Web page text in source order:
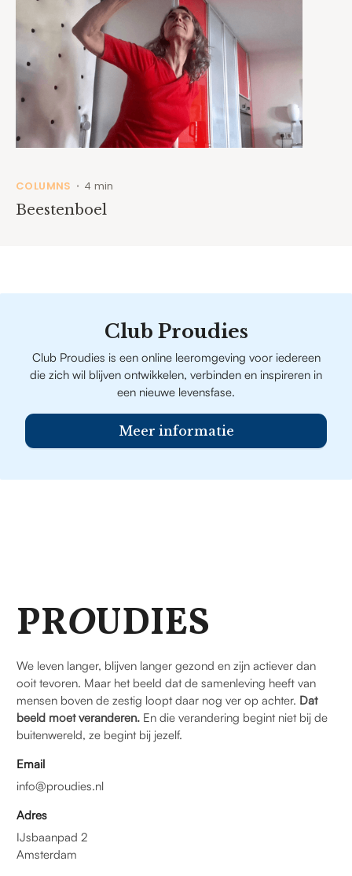
COLUMNS • 4 min
Beestenboel
Club Proudies
Club Proudies is een online leeromgeving voor iedereen
die zich wil blijven ontwikkelen, verbinden en inspireren in
een nieuwe levensfase.
Meer informatie
PROUDIES
We leven langer, blijven langer gezond en zijn actiever dan
ooit tevoren. Maar het beeld dat de samenleving heeft van
mensen boven de zestig loopt daar nog ver op achter. Dat
beeld moet veranderen. En die verandering begint niet bij de
buitenwereld, ze begint bij jezelf.
Email
info@proudies.nl
Adres
IJsbaanpad 2
Amsterdam